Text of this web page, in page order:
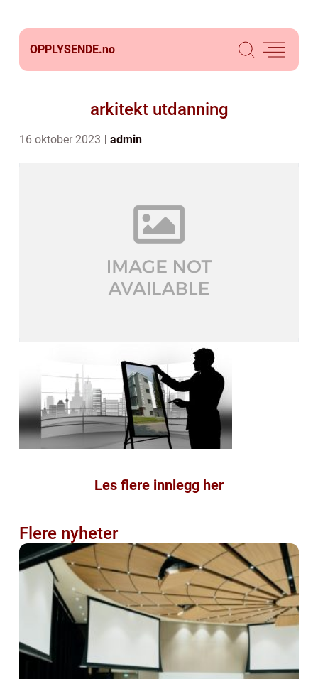
OPPLYSENDE.no
arkitekt utdanning
16 oktober 2023 admin
Les flere innlegg her
Flere nyheter